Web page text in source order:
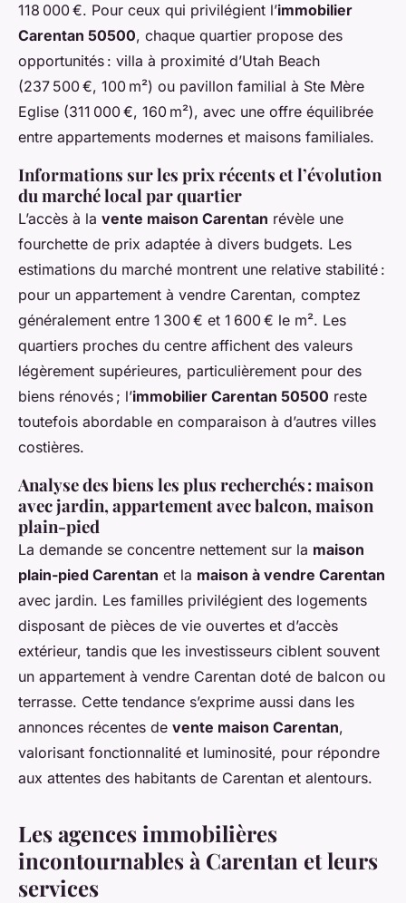
118 000 €. Pour ceux qui privilégient l’immobilier
Carentan 50500, chaque quartier propose des
opportunités : villa à proximité d’Utah Beach
(237 500 €, 100 m²) ou pavillon familial à Ste Mère
Eglise (311 000 €, 160 m²), avec une offre équilibrée
entre appartements modernes et maisons familiales.
Informations sur les prix récents et l’évolution
du marché local par quartier
L’accès à la vente maison Carentan révèle une
fourchette de prix adaptée à divers budgets. Les
estimations du marché montrent une relative stabilité :
pour un appartement à vendre Carentan, comptez
généralement entre 1 300 € et 1 600 € le m². Les
quartiers proches du centre affichent des valeurs
légèrement supérieures, particulièrement pour des
biens rénovés ; l’immobilier Carentan 50500 reste
toutefois abordable en comparaison à d’autres villes
costières.
Analyse des biens les plus recherchés : maison
avec jardin, appartement avec balcon, maison
plain-pied
La demande se concentre nettement sur la maison
plain-pied Carentan et la maison à vendre Carentan
avec jardin. Les familles privilégient des logements
disposant de pièces de vie ouvertes et d’accès
extérieur, tandis que les investisseurs ciblent souvent
un appartement à vendre Carentan doté de balcon ou
terrasse. Cette tendance s’exprime aussi dans les
annonces récentes de vente maison Carentan,
valorisant fonctionnalité et luminosité, pour répondre
aux attentes des habitants de Carentan et alentours.
Les agences immobilières
incontournables à Carentan et leurs
services